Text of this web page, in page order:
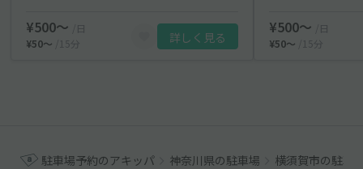
¥500〜
/日
¥50〜
/15分 詳しく見る
¥500〜
/日
¥50〜
/15分
駐車場予約のアキッパ 神奈川県の駐車場 横須賀市の駐車